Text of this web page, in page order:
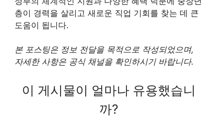
층이 경력을 살리고 새로운 직업 기회를 찾는 데 큰
도움이 됩니다.
본 포스팅은 정보 전달을 목적으로 작성되었으며,
자세한 사항은 공식 채널을 확인하시기 바랍니다.
이 게시물이 얼마나 유용했습니
까?